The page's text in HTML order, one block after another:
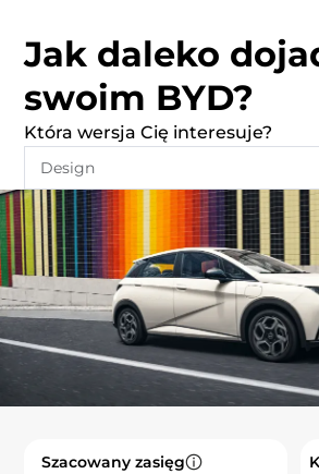
Jak daleko
swoim BYD?
Która wersja Cię interesuje?
Szacowany zasięg